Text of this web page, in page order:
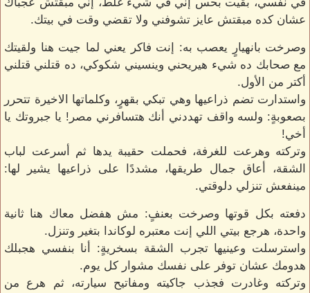
عشان كده مبقتش عايز تشوفني ولا تقضي وقت في بيتك.
وصرخت بانهيارٍ يعصب به: إنت فاكر يعني لما جيت هنا ولقيتك
مع صحابك ده شيء هيريحني وينسيني شكوكي، ده قتلني قتلني
أكتر من الأول.
واستدارت تضم ذراعيها وهي تبكي بقهرٍ، وكلماتها الاخيرة تتحرر
بصعوبةٍ: ولسه واقف تهددني أنك هتسافرني مصر! يا جبروتك يا
أخي!
وتركته وهرعت للغرفة، فحملت حقيبة يدها ثم أسرعت لباب
الشقة، أعاق جمال طريقها، مشددًا على ذراعيها يشير لها:
مينفعش تنزلي دلوقتي.
دفعته بكل قوتها وصرخت بعنفٍ: مش هفضل معاك هنا ثانية
واحدة، هرجع بيتي اللي إنت معتبره لوكاندا بتغير وتنزل.
واسترسلت وعينيها تجرب الشقة بسخريةٍ: أنا بنفسي هجبلك
هدومك عشان توفر على نفسك مشوار كل يوم.
وتركته وغادرت فجذب جاكيته ومفاتيح سيارته، ثم هرع من